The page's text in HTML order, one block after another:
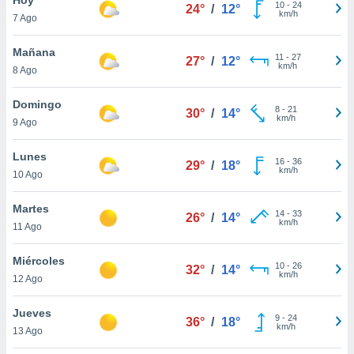
en
más
nuestra
de
cookies
aceptar
7 Ago
24° / 12° 10- 24
km/h
Mañana
8 Ago
27° / 12° 11 - 27
km/h
Domingo
9 Ago
30° / 14° 8- 21
km/h
Lunes
10 Ago
29° / 18° 16- 36
km/h
Martes
11 Ago
26° / 14° 14- 33
km/h
Miércoles
12 Ago
32° / 14° 10- 26
km/h
Jueves
13 Ago
36° / 18° 9- 24
km/h